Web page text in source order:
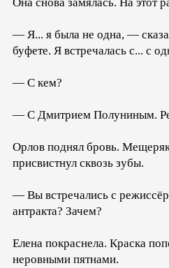
— Я... я была не одна, —
буфете. Я встречалась с... с
— С кем?
— С Дмитрием Полуниным.
Орлов поднял бровь.
присвистнул сквозь зубы.
— Вы встречались с
антракта? Зачем?
Елена покраснела. Краска
неровными пятнами.